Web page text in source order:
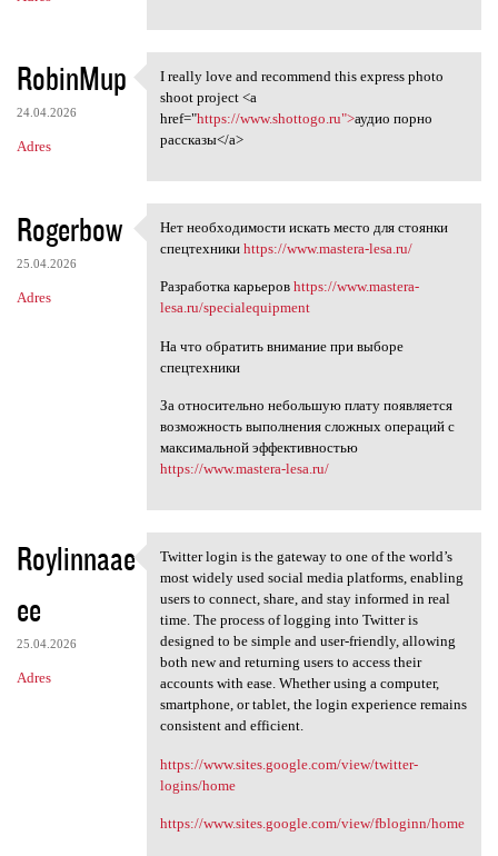
RobinMup
24.04.2026
Adres
I really love and recommend
I really love and recommend this express photo
shoot project <a
href="https://www.shottogo.ru">аудио порно
рассказы</a>
Rogerbow
25.04.2026
Adres
Нет необходимости искать
Нет необходимости искать место для стоянки
спецтехники https://www.mastera-lesa.ru/
Разработка карьеров https://www.mastera-
lesa.ru/specialequipment
На что обратить внимание при выборе
спецтехники
За относительно небольшую плату появляется
возможность выполнения сложных операций с
максимальной эффективностью
https://www.mastera-lesa.ru/
Roylinnaae
ee
25.04.2026
Adres
Twitter login is the gateway
Twitter login is the gateway to one of the world’s
most widely used social media platforms, enabling
users to connect, share, and stay informed in real
time. The process of logging into Twitter is
designed to be simple and user-friendly, allowing
both new and returning users to access their
accounts with ease. Whether using a computer,
smartphone, or tablet, the login experience remains
consistent and efficient.
https://www.sites.google.com/view/twitter-
logins/home
https://www.sites.google.com/view/fbloginn/home